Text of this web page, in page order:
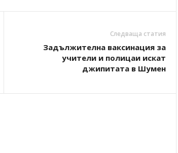
Следваща статия
Задължителна ваксинация за
учители и полицаи искат
джипитата в Шумен